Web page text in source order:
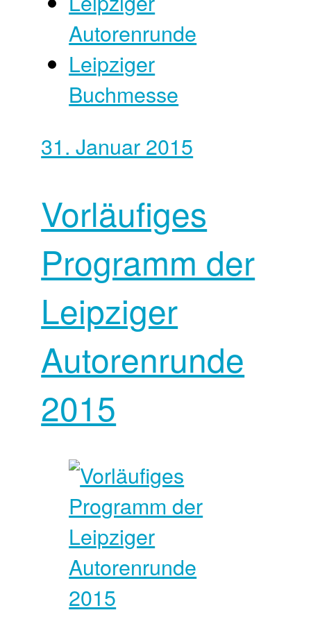
Autorenrunde
Leipziger
Buchmesse
31. Januar 2015
Vorläufiges
Programm der
Leipziger
Autorenrunde
2015